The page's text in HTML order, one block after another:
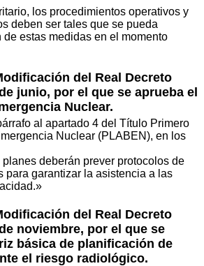
los procedimientos operativos y
deben ser tales que se pueda
estas medidas en el momento
del Real Decreto
junio, por el que se aprueba el
Nuclear.
al apartado 4 del Título Primero
Nuclear (PLABEN), en los
deberán prever protocolos de
para garantizar la asistencia a las
del Real Decreto
noviembre, por el que se
básica de planificación de
el riesgo radiológico.